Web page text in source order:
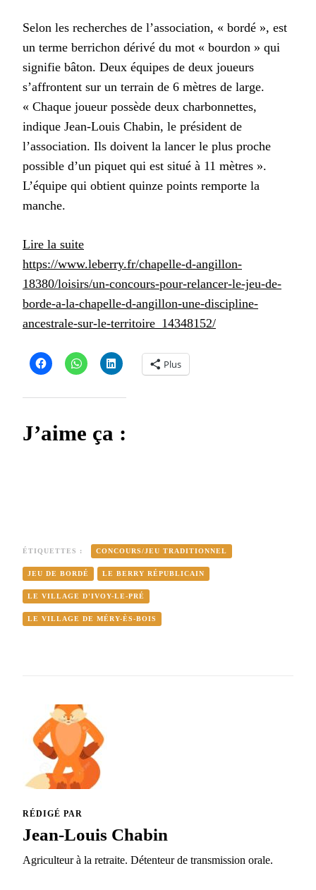
Selon les recherches de l’association, « bordé », est
un terme berrichon dérivé du mot « bourdon » qui
signifie bâton. Deux équipes de deux joueurs
s’affrontent sur un terrain de 6 mètres de large.
« Chaque joueur possède deux charbonnettes,
indique Jean-Louis Chabin, le président de
l’association. Ils doivent la lancer le plus proche
possible d’un piquet qui est situé à 11 mètres ».
L’équipe qui obtient quinze points remporte la
manche.
Lire la suite:
Le
Berry
républicain
–
concours
relancer
jeu
https://www.leberry.fr/chapelle-d-angillon-
18380/loisirs/un-concours-pour-relancer-le-jeu-de-
borde-a-la-chapelle-d-angillon-une-discipline-
ancestrale-sur-le-territoire_14348152/
Plus
J’aime ça :
ÉTIQUETTES : CONCOURS/JEU TRADITIONNEL
JEU DE BORDÉ LE BERRY RÉPUBLICAIN
LE VILLAGE D'IVOY-LE-PRÉ
LE VILLAGE DE MÉRY-ÈS-BOIS
RÉDIGÉ PAR
Jean-Louis Chabin
Agriculteur à la retraite. Détenteur de transmission orale.